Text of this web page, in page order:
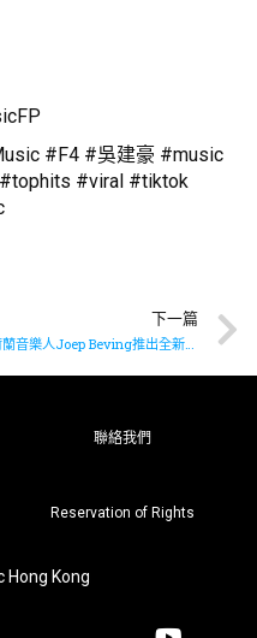
#F4 #吳建豪 #music
#viral #tiktok
下一篇
荷蘭音樂人Joep Beving推出全新鋼琴獨奏專輯《Hermetism》
聯絡我們
Reservation of Rights
Hong Kong